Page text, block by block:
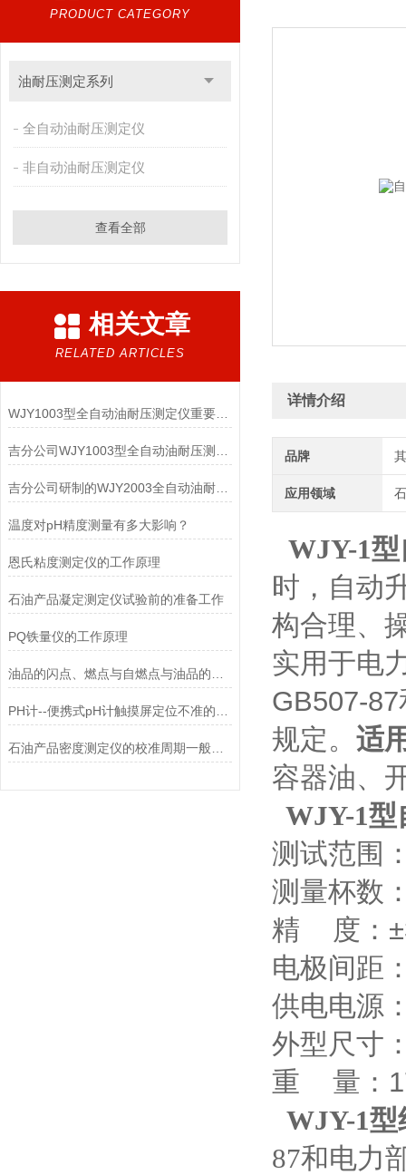
PRODUCT CATEGORY
油耐压测定系列
全自动油耐压测定仪
非自动油耐压测定仪
查看全部
相关文章
RELATED ARTICLES
WJY1003型全自动油耐压测定仪重要指标
吉分公司研制的WJY2003全自动油耐压测定仪
温度对pH精度测量有多大影响？
恩氏粘度测定仪的工作原理
石油产品凝定测定仪试验前的准备工作
PQ铁量仪的工作原理
石油产品密度测定仪的校准周期一般是多久？
详情介绍
品牌
应用领域
WJY-1型
时，自动
构合理、
实用于电
GB507-
规定。 适
容器油、
WJY-1型
测试范围
测量杯数
精 度：
电极间距
供电电源
外型尺寸
重 量：
WJY-1型
87和电力